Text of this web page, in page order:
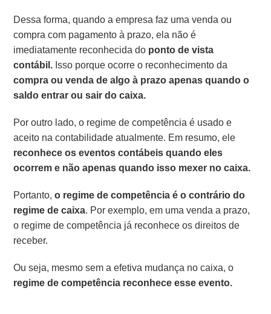
Dessa forma, quando a empresa faz uma venda ou
compra com pagamento à prazo, ela não é
imediatamente reconhecida do ponto de vista
contábil. Isso porque ocorre o reconhecimento da
compra ou venda de algo à prazo apenas quando o
saldo entrar ou sair do caixa.
Por outro lado, o regime de competência é usado e
aceito na contabilidade atualmente. Em resumo, ele
reconhece os eventos contábeis quando eles
ocorrem e não apenas quando isso mexer no caixa.
Portanto,o regime de competência é o contrário do
regime de caixa. Por exemplo, em uma venda a prazo,
o regime de competência já reconhece os direitos de
receber.
Ou seja, mesmo sem a efetiva mudança no caixa, o
regime de competência reconhece esse evento.